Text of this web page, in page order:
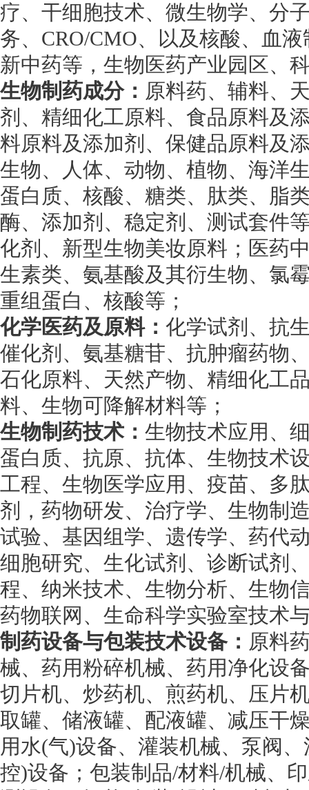
疗、干细胞技术、微生物学、分
务、CRO/CMO、以及核酸、血
新中药等，生物医药产业园区、
生物制药成分： 原料药、辅料、
剂、精细化工原料、食品原料及
料原料及添加剂、保健品原料及
生物、人体、动物、植物、海洋
蛋白质、核酸、糖类、肽类、脂
酶、添加剂、稳定剂、测试套件
化剂、新型生物美妆原料；医药
生素类、氨基酸及其衍生物、氯
重组蛋白、核酸等；
化学医药及原料： 化学试剂、抗
催化剂、氨基糖苷、抗肿瘤药物
石化原料、天然产物、精细化工
料、生物可降解材料等；
生物制药技术： 生物技术应用、
蛋白质、抗原、抗体、生物技术
工程、生物医学应用、疫苗、多
剂，药物研发、治疗学、生物制
试验、基因组学、遗传学、药代
细胞研究、生化试剂、诊断试剂
程、纳米技术、生物分析、生物
药物联网、生命科学实验室技术
制药设备与包装技术设备： 原料
械、药用粉碎机械、药用净化设
切片机、炒药机、煎药机、压片
取罐、储液罐、配液罐、减压干
用水(气)设备、灌装机械、泵阀
控)设备；包装制品/材料/机械、